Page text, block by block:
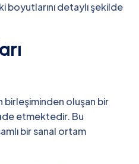
boyutlarını detaylı şekilde
birleşiminden oluşan bir
etmektedir. Bu
bir sanal ortam